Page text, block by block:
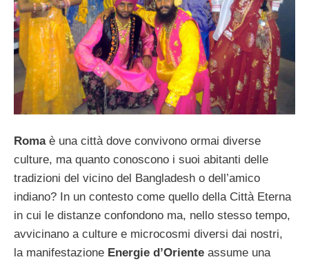
Romaè una città dove convivono ormai diverse
culture, ma quanto conoscono i suoi abitanti delle
tradizioni del vicino del Bangladesh o dell’amico
indiano? In un contesto come quello della Città Eterna
in cui le distanze confondono ma, nello stesso tempo,
avvicinano a culture e microcosmi diversi dai nostri,
la manifestazione Energie d’Oriente assume una